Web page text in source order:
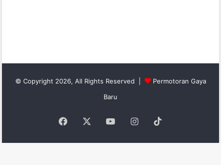
© Copyright 2026, All Rights Reserved |
Permotoran Gaya
Baru
Facebook YouTubeInstagram